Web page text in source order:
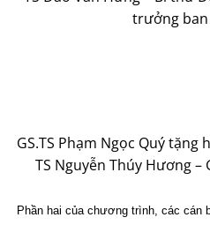
trưởng
GS.TS Phạm Ngọc Quý tặng
TS Nguyễn Thúy Hương –
Phần hai của chương trình, các